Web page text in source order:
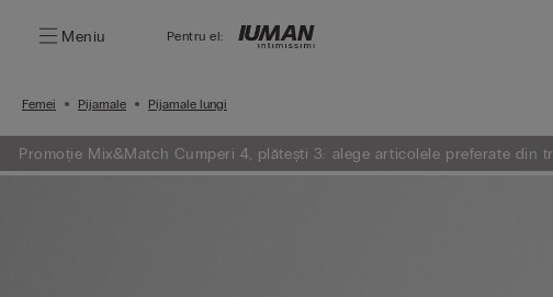
Meniu Pentru el:
Femei Pijamale Pijamale lungi
Promoție Mix&Match Cumperi 4, plătești 3: alege articolele preferate din
plătești doar 3.